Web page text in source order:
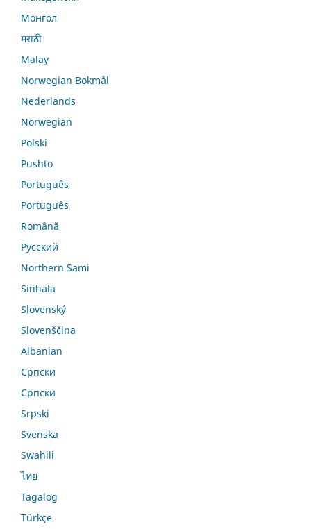
Монгол
मराठी
Malay
Norwegian Bokmål
Nederlands
Norwegian
Polski
Pushto
Português
Português
Română
Русский
Northern Sami
Sinhala
Slovenský
Slovenščina
Albanian
Српски
Српски
Srpski
Svenska
Swahili
ไทย
Tagalog
Türkçe